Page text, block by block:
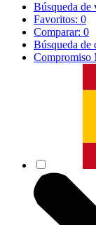
Búsqueda de
Favoritos: 0
Comparar: 0
Búsqueda de
Compromiso